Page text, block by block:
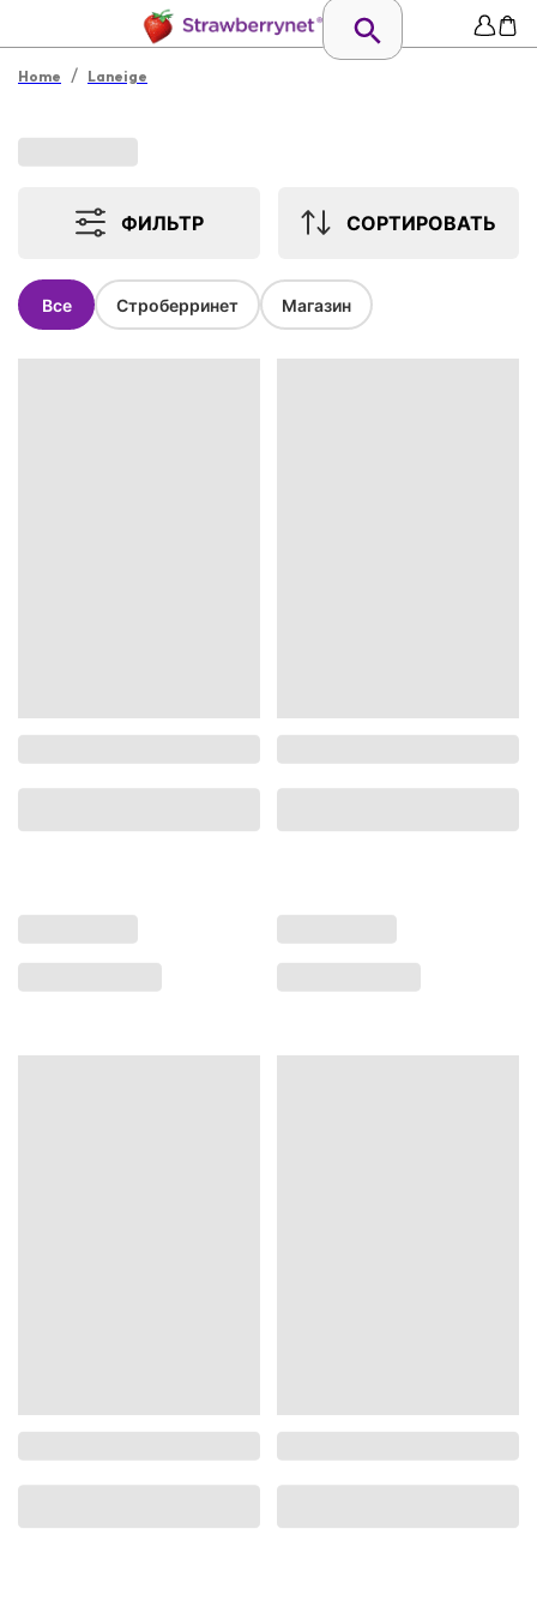
Home / Laneige
ФИЛЬТР СОРТИРОВАТЬ
Все Строберринет Магазин